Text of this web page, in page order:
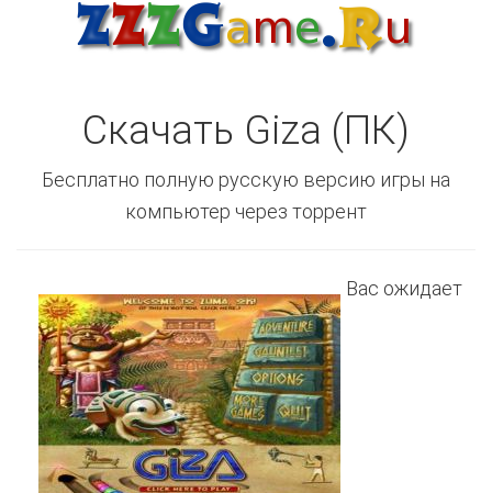
Скачать Giza (ПК)
Бесплатно полную русскую версию игры на
компьютер через торрент
Вас ожидает